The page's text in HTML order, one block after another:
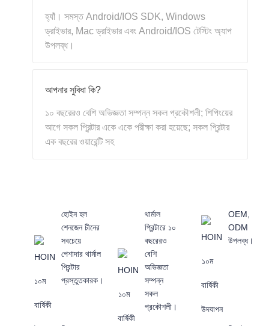
হ্যাঁ। সমস্ত Android/IOS SDK, Windows
ড্রাইভার, Mac ড্রাইভার এবং Android/IOS টেস্টিং অ্যাপ
উপলব্ধ।
আপনার সুবিধা কি?
১০ বছরেরও বেশি অভিজ্ঞতা সম্পন্ন সকল প্রকৌশলী; শিপিংয়ের
আগে সকল প্রিন্টার একে একে পরীক্ষা করা হয়েছে; সকল প্রিন্টার
এক বছরের ওয়ারেন্টি সহ
হোইন হল
শেনজেন চীনের
সবচেয়ে
পেশাদার থার্মাল
প্রিন্টার
প্রস্তুতকারক।
থার্মাল
প্রিন্টারে ১০
বছরেরও
বেশি
অভিজ্ঞতা
সম্পন্ন
সকল
প্রকৌশলী।
OEM,
ODM
উপলব্ধ।